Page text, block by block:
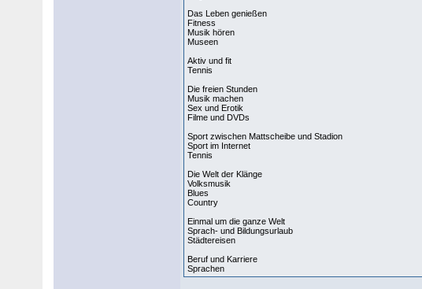
Das Leben genießen
Fitness
Musik hören
Museen
Aktiv und fit
Tennis
Die freien Stunden
Musik machen
Sex und Erotik
Filme und DVDs
Sport zwischen Mattscheibe und Stadion
Sport im Internet
Tennis
Die Welt der Klänge
Volksmusik
Blues
Country
Einmal um die ganze Welt
Sprach- und Bildungsurlaub
Städtereisen
Beruf und Karriere
Sprachen